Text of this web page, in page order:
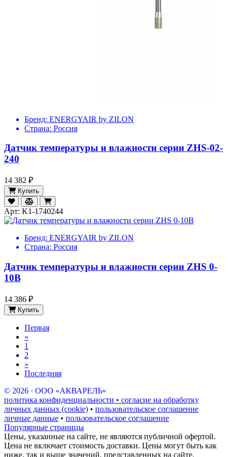
Бренд: ENERGYAIR by ZILON
Страна: Россия
Датчик температуры и влажности серии ZHS-02-
240
14 382 ₽
Купить
Арт: K1-1740244
Бренд: ENERGYAIR by ZILON
Страна: Россия
Датчик температуры и влажности серии ZHS 0-
10B
14 386 ₽
Купить
Первая
«
1
2
»
Последняя
© 2026 · ООО «АКВАРЕЛЬ»
политика конфиденциальности • согласие на обработку
личных данных (cookie) • пользовательское соглашение
личные данные • пользовательское соглашение
Популярные страницы
Цены, указанные на сайте, не являются публичной офертой.
Цена не включает стоимость доставки. Цены могут быть как
ниже, так и выше значений, представленных на сайте.